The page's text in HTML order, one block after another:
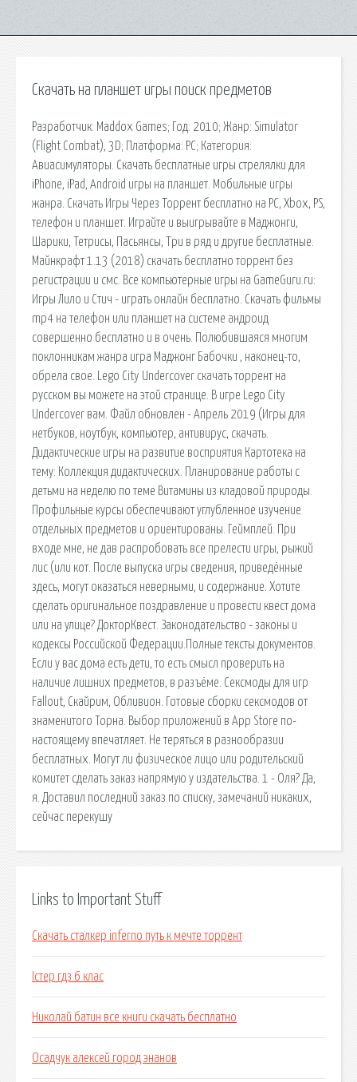
Скачать на планшет игры поиск предметов
Разработчик: Maddox Games; Год: 2010; Жанр: Simulator
(Flight Combat), 3D; Платформа: PC; Категория:
Авиасимуляторы. Скачать бесплатные игры стрелялки для
iPhone, iPad, Android игры на планшет. Мобильные игры
жанра. Скачать Игры Через Торрент бесплатно на PC, Xbox, PS,
телефон и планшет. Играйте и выигрывайте в Маджонги,
Шарики, Тетрисы, Пасьянсы, Три в ряд и другие бесплатные.
Майнкрафт 1.13 (2018) скачать бесплатно торрент без
регистрации и смс. Все компьютерные игры на GameGuru.ru:
Игры Лило и Стич - играть онлайн бесплатно. Скачать фильмы
mp4 на телефон или планшет на системе андроид
совершенно бесплатно и в очень. Полюбившаяся многим
поклонникам жанра игра Маджонг Бабочки , наконец-то,
обрела свое. Lego City Undercover скачать торрент на
русском вы можете на этой странице. В игре Lego City
Undercover вам. Файл обновлен - Апрель 2019 (Игры для
нетбуков, ноутбук, компьютер, антивирус, скачать.
Дидактические игры на развитие восприятия Картотека на
тему: Коллекция дидактических. Планирование работы с
детьми на неделю по теме Витамины из кладовой природы.
Профильные курсы обеспечивают углубленное изучение
отдельных предметов и ориентированы. Геймплей. При
входе мне, не дав распробовать все прелести игры, рыжий
лис (или кот. После выпуска игры сведения, приведённые
здесь, могут оказаться неверными, и содержание. Хотите
сделать оригинальное поздравление и провести квест дома
или на улице? ДокторКвест. Законодательство - законы и
кодексы Российской Федерации.Полные тексты документов.
Если у вас дома есть дети, то есть смысл проверить на
наличие лишних предметов, в разъёме. Сексмоды для игр
Fallout, Скайрим, Обливион. Готовые сборки сексмодов от
знаменитого Торна. Выбор приложений в App Store по-
настоящему впечатляет. Не теряться в разнообразии
бесплатных. Могут ли физическое лицо или родительский
комитет сделать заказ напрямую у издательства. 1 - Оля? Да,
я. Доставил последний заказ по списку, замечаний никаких,
сейчас перекушу
Links to Important Stuff
Скачать сталкер inferno путь к мечте торрент
Істер гдз 6 клас
Николай батин все книги скачать бесплатно
Осадчук алексей город энанов